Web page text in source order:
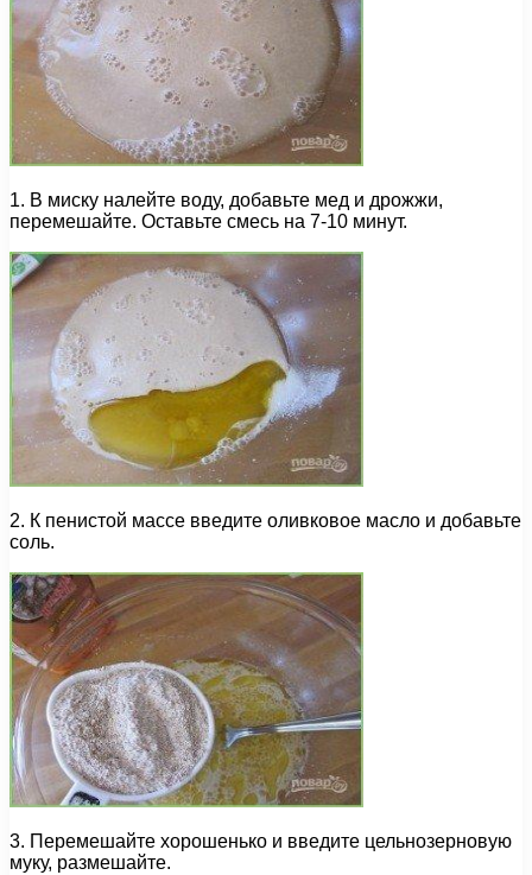
1. В миску налейте воду, добавьте мед и дрожжи,
перемешайте. Оставьте смесь на 7-10 минут.
2. К пенистой массе введите оливковое масло и добавьте
соль.
3. Перемешайте хорошенько и введите цельнозерновую
муку, размешайте.